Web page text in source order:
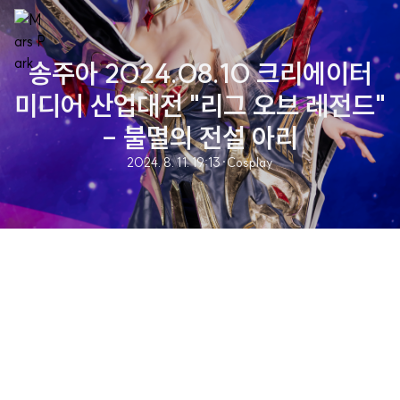
송주아 2024.08.10 크리에이터
미디어 산업대전 "리그 오브 레전드"
- 불멸의 전설 아리
2024. 8. 11. 19:13·Cosplay